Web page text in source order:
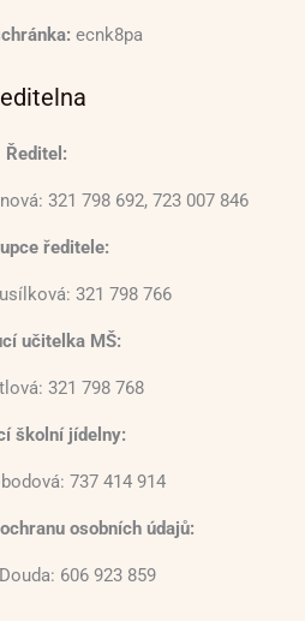
ecnk8pa
Ředitel:
321 798 692, 723 007 846
ředitele:
321 798 766
učitelka MŠ:
321 798 768
školní jídelny:
737 414 914
osobních údajů:
606 923 859